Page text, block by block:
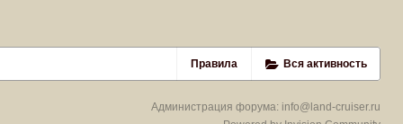
Правила Вся активность
Администрация форума: info@land-cruiser.ru